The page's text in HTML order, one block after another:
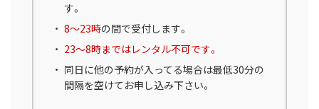
す。
8～23時の間で受付します。
23～8時まではレンタル不可です。
同日に他の予約が入ってる場合は最低30分の
間隔を空けてお申し込み下さい。